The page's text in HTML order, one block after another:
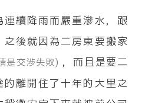
續降雨而嚴重滲水，跟
後就因為二房東要搬家
是交涉失敗) ，而且是要二
離開住了十年的大里之